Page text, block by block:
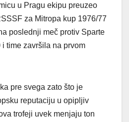
u Pragu ekipu preuzeo
za Mitropa kup 1976/77
poslednji meč protiv Sparte
time završila na prvom
pre svega zato što je
reputaciju u opipljiv
trofeji uvek menjaju ton